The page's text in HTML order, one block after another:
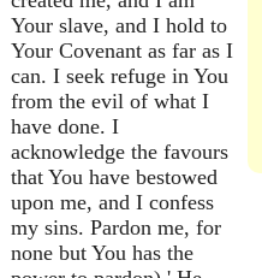
Your slave, and I hold to
Your Covenant as far as I
can. I seek refuge in You
from the evil of what I
have done. I
acknowledge the favours
that You have bestowed
upon me, and I confess
my sins. Pardon me, for
none but You has the